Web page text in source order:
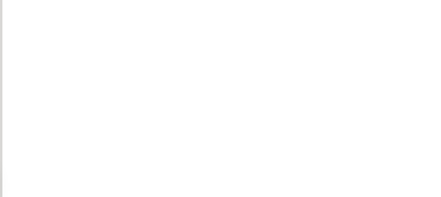
στα αγαπημένα